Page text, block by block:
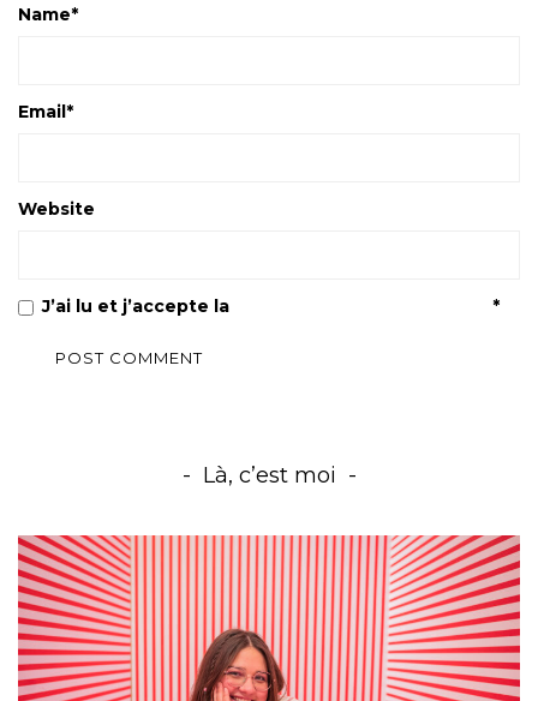
Name*
Email*
Website
J’ai lu et j’accepte la *
Là, c’est moi